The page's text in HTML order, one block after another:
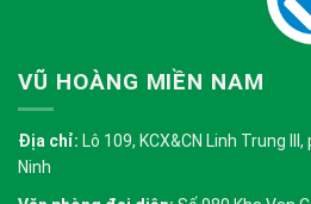
VŨ HOÀNG MIỀN NAM
Địa chỉ: Lô 109, KCX&CN Linh Trung
Ninh